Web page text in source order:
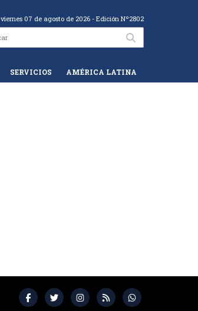
viernes 07 de agosto de 2026 - Edición Nº2802
SERVICIOS AMÉRICA LATINA